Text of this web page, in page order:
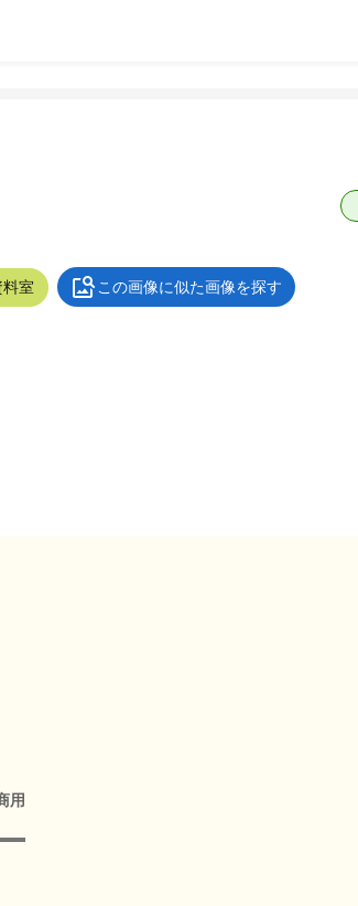
室 この画像に似た画像を探す
用